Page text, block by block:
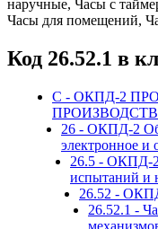
наручные, Часы с
Часы для помещений,
Код 26.52.1 в
C - ОКПД-2
ПРОИЗВОДСТВ
26 - ОКПД-2
электронное и
26.5 - ОКПД-2
испытаний и
26.52 -
26.52.1 -